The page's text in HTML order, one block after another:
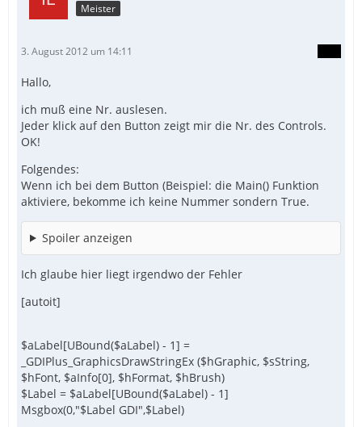
Meister
3. August 2012 um 14:11
Hallo,
ich muß eine Nr. auslesen.
Jeder klick auf den Button zeigt mir die Nr. des Controls.
OK!
Folgendes:
Wenn ich bei dem Button (Beispiel: die Main() Funktion
aktiviere, bekomme ich keine Nummer sondern True.
Spoiler anzeigen
Ich glaube hier liegt irgendwo der Fehler
[autoit]
$aLabel[UBound($aLabel) - 1] =
_GDIPlus_GraphicsDrawStringEx ($hGraphic, $sString,
$hFont, $aInfo[0], $hFormat, $hBrush)
$Label = $aLabel[UBound($aLabel) - 1]
Msgbox(0,"$Label GDI",$Label)